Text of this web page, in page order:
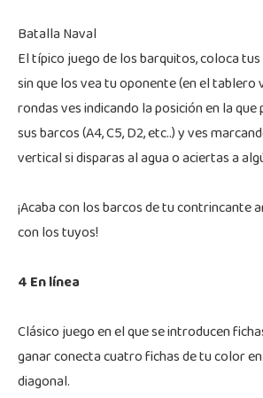
Batalla Naval
El típico juego de los barquitos, coloca
sin que los vea tu oponente (en el tablero
rondas ves indicando la posición en la
sus barcos (A4, C5, D2, etc..) y ves
vertical si disparas al agua o aciertas a
¡Acaba con los barcos de tu contrincante
con los tuyos!
4 En línea
Clásico juego en el que se introducen
ganar conecta cuatro fichas de tu color
diagonal.